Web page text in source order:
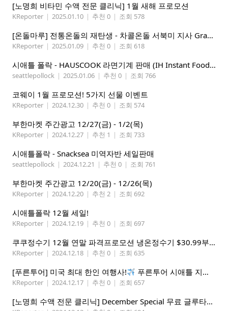
[노명희 비타민 수액 전문 클리닉] 1월 새해 프로모션
KReporter | 2025.01.10 | 추천 0 | 조회 578
[온돌마루] 전통온돌의 재탄생 - 차콜온돌 서북미 지사 Grand Open!!
KReporter | 2025.01.09 | 추천 0 | 조회 618
시애틀 폴락 - HAUSCOOK 라면기계 판매 (IH Instant Food Cooker )
seattlepollock | 2025.01.06 | 추천 0 | 조회 766
코웨이 1월 프로모션! 5가지 선물 이벤트
KReporter | 2024.12.30 | 추천 0 | 조회 574
부한마켓 주간광고 12/27(금) - 1/2(목)
KReporter | 2024.12.27 | 추천 1 | 조회 733
시애틀폴락 - Snacksea 미역자반 세일판매
seattlepollock | 2024.12.21 | 추천 0 | 조회 761
부한마켓 주간광고 12/20(금) - 12/26(목)
KReporter | 2024.12.20 | 추천 2 | 조회 692
시애틀폴락 12월 세일!
KReporter | 2024.12.19 | 추천 0 | 조회 697
쿠쿠정수기 12월 연말 파격프로모션 냉온정수기 $30.99부터! (기본형은 $18.99)
KReporter | 2024.12.18 | 추천 0 | 조회 635
[푸른투어] 미국 최대 한인 여행사! 푸른투어 시애틀 지점 오픈특가, 최대 300불 할인!
KReporter | 2024.12.17 | 추천 0 | 조회 657
[노명희 수액 전문 클리닉] December Special 무료 글루타치온